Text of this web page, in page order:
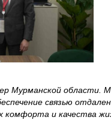
Мурманской области.
связью
комфорта и качества